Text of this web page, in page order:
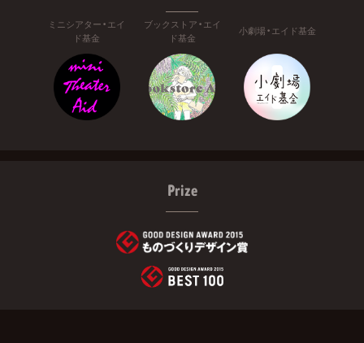
ミニシアター・エイ
ド基金
ブックストア・エイ
ド基金
小劇場・エイド基金
Prize